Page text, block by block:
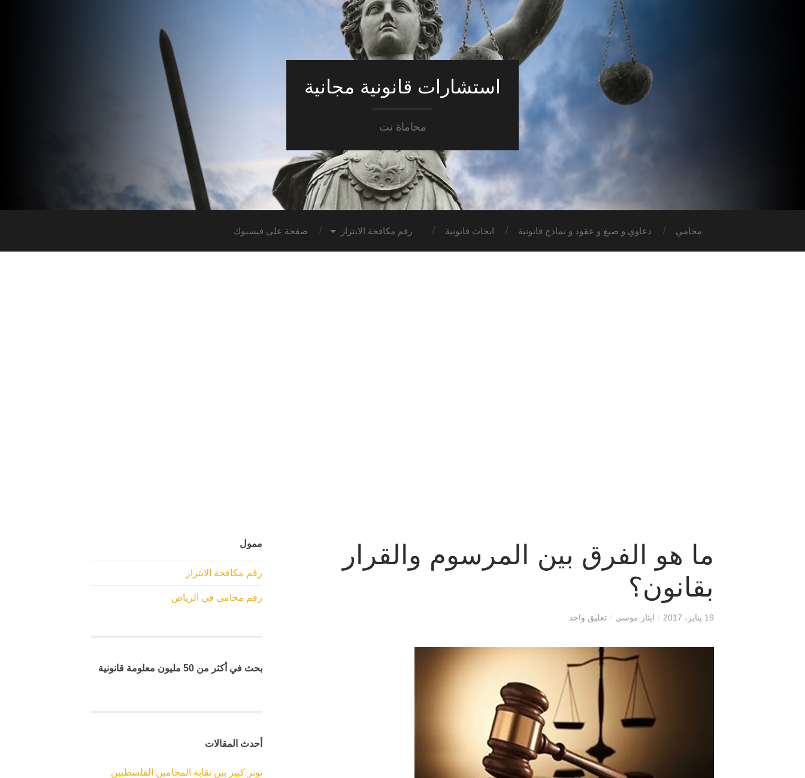
استشارات قانونية مجانية
محاماة نت
محامي دعاوي و صيغ و عقود و نماذج قانونية ابحاث قانونية رقم مكافحة الابتزاز صفحة على فيسبوك
ما هو الفرق بين المرسوم والقرار
بقانون؟
19 يناير، 2017 / ايثار موسى / تعليق واحد
ممول
رقم مكافحة الابتزاز
رقم محامي في الرياض
بحث في أكثر من 50 مليون معلومة قانونية
أحدث المقالات
توتر كبير بين نقابة المحامين الفلسطيين